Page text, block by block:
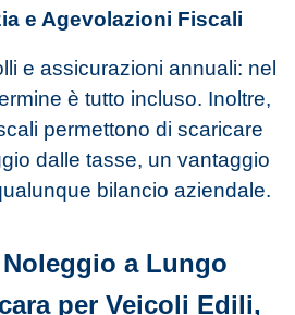
e Agevolazioni Fiscali
e assicurazioni annuali: nel
è tutto incluso. Inoltre,
permettono di scaricare
dalle tasse, un vantaggio
bilancio aziendale.
a Lungo
per Veicoli Edili,